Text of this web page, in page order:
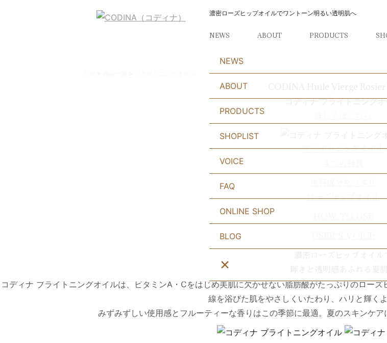
濃密ローズヒップオイルでワントーン明るい透明肌へ
NEWS ABOUT PRODUCTS
NEWS
ABOUT
PRODUCTS
SHOPLIST
VOICE
FAQ
ONLINE SHOP
BLOG
×
コディナ ブライトニング
ブライトニングオイル
ローズヒップオイル
コディナ ブライトニングオイルは、ビタミンA・Cをはじめ美肌に欠かせない脂肪酸がたっぷりのロー
線を浴びた肌をやさしくいたわり、ハリと輝く
みずみずしい使用感とフルーティーな香りはこの季節に最適。夏のスキンケ